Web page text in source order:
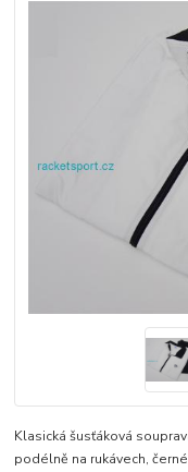
Klasická šusťáková
podélně na rukávech,